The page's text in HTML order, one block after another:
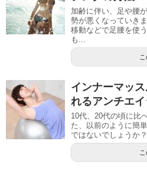
加齢に伴い、足や腰
勢が悪くなっていき
移動などで足腰を使
も...
インナーマッ
れるアンチエ
10代、20代の頃に比
た、以前のように簡
ではないでしょうか